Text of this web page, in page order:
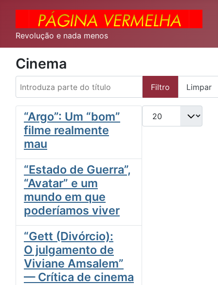
Revolução e nada menos
Cinema
Introduza parte do título
Filtro Limpar
Qtd. a exibir
“Argo”: Um “bom”
filme realmente
mau
“Estado de Guerra”,
“Avatar” e um
mundo em que
poderíamos viver
“Gett (Divórcio):
O julgamento de
Viviane Amsalem”
— Crítica de cinema